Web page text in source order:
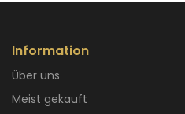
Information
Über uns
Meist gekauft